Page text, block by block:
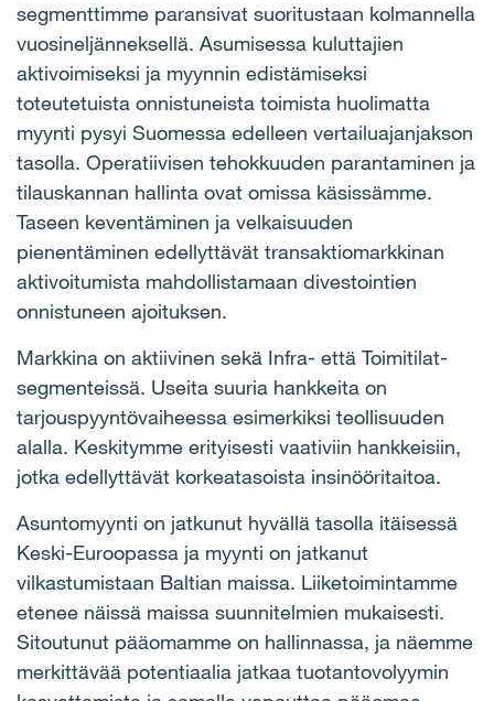
segmenttimme paransivat suoritustaan kolmannella
vuosineljänneksellä. Asumisessa kuluttajien
aktivoimiseksi ja myynnin edistämiseksi
toteutetuista onnistuneista toimista huolimatta
myynti pysyi Suomessa edelleen vertailuajanjakson
tasolla. Operatiivisen tehokkuuden parantaminen ja
tilauskannan hallinta ovat omissa käsissämme.
Taseen keventäminen ja velkaisuuden
pienentäminen edellyttävät transaktiomarkkinan
aktivoitumista mahdollistamaan divestointien
onnistuneen ajoituksen.
Markkina on aktiivinen sekä Infra- että Toimitilat-
segmenteissä. Useita suuria hankkeita on
tarjouspyyntövaiheessa esimerkiksi teollisuuden
alalla. Keskitymme erityisesti vaativiin hankkeisiin,
jotka edellyttävät korkeatasoista insinööritaitoa.
Asuntomyynti on jatkunut hyvällä tasolla itäisessä
Keski-Euroopassa ja myynti on jatkanut
vilkastumistaan Baltian maissa. Liiketoimintamme
etenee näissä maissa suunnitelmien mukaisesti.
Sitoutunut pääomamme on hallinnassa, ja näemme
merkittävää potentiaalia jatkaa tuotantovolyymin